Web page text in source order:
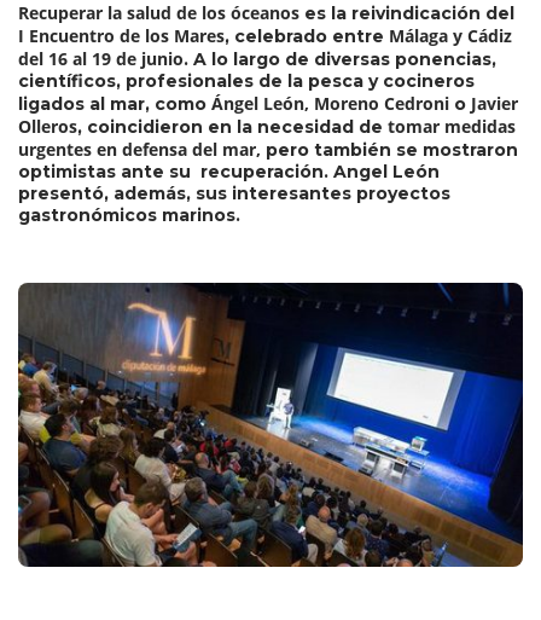
Recuperar la salud de los óceanos es la reivindicación del
I Encuentro de los Mares, celebrado entre Málaga y Cádiz
del 16 al 19 de junio. A lo largo de diversas ponencias,
científicos, profesionales de la pesca y cocineros
ligados al mar, como Ángel León, Moreno Cedroni o Javier
Olleros, coincidieron en la necesidad de tomar medidas
urgentes en defensa del mar, pero también se mostraron
optimistas ante su recuperación. Angel León
presentó, además, sus interesantes proyectos
gastronómicos marinos.